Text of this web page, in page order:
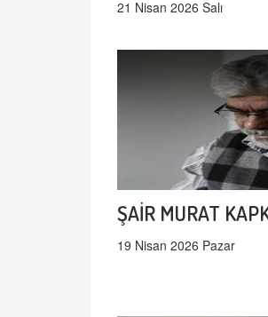
21 Nisan 2026 Salı
ŞAİR MURAT
19 Nisan 2026 Pazar